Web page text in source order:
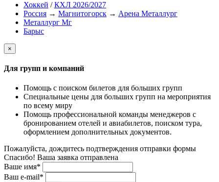
Хоккей /КХЛ 2026/2027
Россия → Магнитогорск → Арена Металлург
Металлург Мг
Барыс
×
Для групп и компаний
Помощь с поиском билетов для больших групп
Специальные цены для больших групп на мероприятия
по всему миру
Помощь профессиональной команды менеджеров с
бронированием отелей и авиабилетов, поиском тура,
оформлением дополнительных документов.
Пожалуйста, дождитесь подтверждения отправки формы
Спасибо! Ваша заявка отправлена
Ваше имя*
Ваш e-mail*